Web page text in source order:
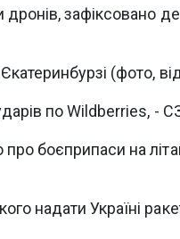
зафіксовано
(фото,
по Wildberries, -
боєприпаси на
надати Україні